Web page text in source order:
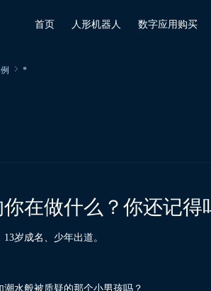
首页 人形机器人 数字应用购买
*
你在做什么？你还记得
岁成名、少年出道。
潮水般被质疑的那个小男孩吗？